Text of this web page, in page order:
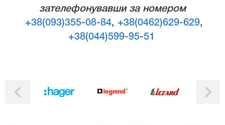
зателефонувавши за номером
+38(093)355-08-84, +38(0462)629-629,
+38(044)599-95-51